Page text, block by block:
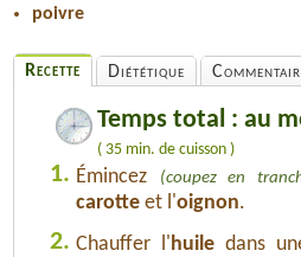
poivre
Recette Diététique
Temps total : au
( 35 min. de cuisson )
1. Émincez (coupez en
carotte et l'oignon.
2. Chauffer l' huile dans